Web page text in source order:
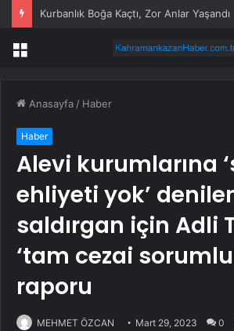
Kurbanlık Boğa Kaçtı, Zor Anlar Yaşandı
Menü
Anasayfa / Haber
Haber
Alevi kurumlarına
ehliyeti yok’
saldırgan için Adli
‘tam cezai
raporu
MEHMET ÖZCAN Mart 29, 2023 0